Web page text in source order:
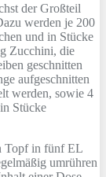
der Großteil
werden je 200
und in Stücke
Zucchini, die
geschnitten
aufgeschnitten
werden, sowie 4
Stücke
Topf in fünf EL
umrühren